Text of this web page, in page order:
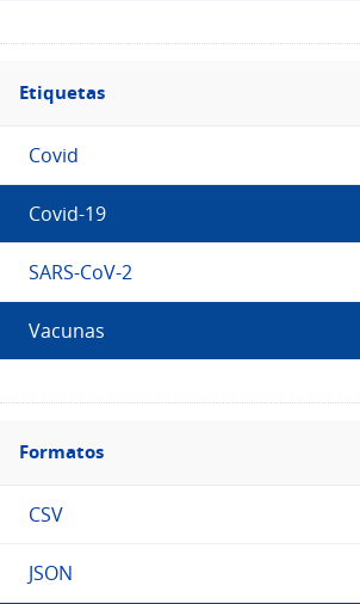
Filtro
Etiquetas
Etiquetas
Covid
Covid-19
SARS-CoV-2
Vacunas
Filtro
Formatos
Formatos
CSV
JSON